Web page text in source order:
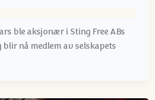
ble aksjonær i Sting Free ABs
nå medlem av selskapets